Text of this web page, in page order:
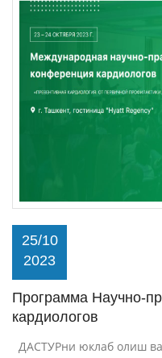
25/10
2023
Программа Научно-
кардиологов
ДАСТУРни юклаб олиш